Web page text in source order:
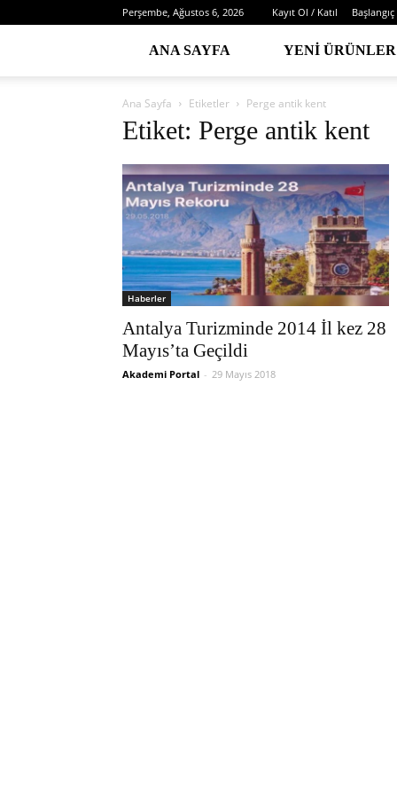
Perşembe, Ağustos 6, 2026 Kayıt Ol / Katıl Başlangıç
ANA SAYFA YENI ÜRÜNLER
Ana Sayfa Etiketler Perge antik kent
Etiket: Perge antik kent
Haberler
Antalya Turizminde 2014 İl kez 28
Mayıs’ta Geçildi
Akademi Portal - 29 Mayıs 2018